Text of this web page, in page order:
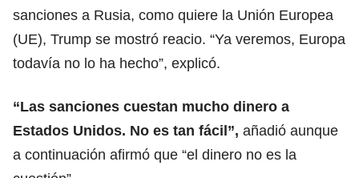
sanciones a Rusia, como quiere la Unión Europea
(UE), Trump se mostró reacio. “Ya veremos, Europa
todavía no lo ha hecho”, explicó.
“Las sanciones cuestan mucho dinero a
Estados Unidos. No es tan fácil”, añadió aunque
a continuación afirmó que “el dinero no es la